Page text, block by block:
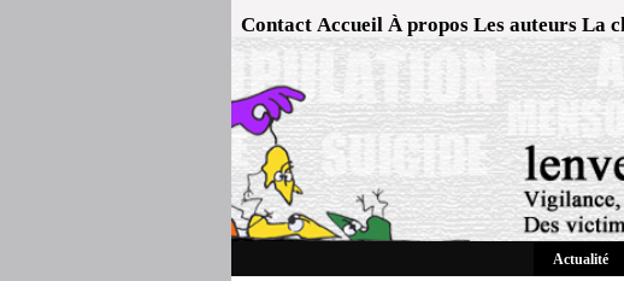
Contact Accueil À propos Les auteurs La
Actualité